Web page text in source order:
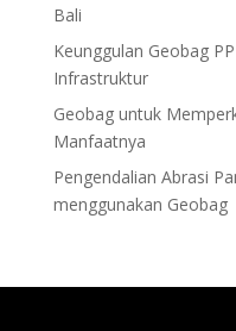
Bali
Keunggulan Geobag
Infrastruktur
Geobag untuk
Manfaatnya
Pengendalian Abrasi
menggunakan Geobag